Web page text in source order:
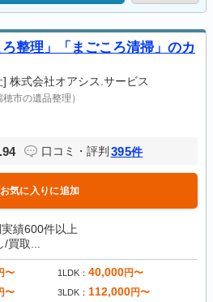
整理」「まごころ清掃」のカ
] 株式会社オアシス.サービス
穂市の遺品整理）
口コミ・評判 395件
お気に入りに追加
績600件以上
取...
〜 1LDK 40,000円〜
〜 3LDK 112,000円〜